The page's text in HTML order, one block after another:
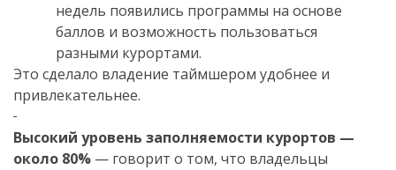
недель появились программы на основе
баллов и возможность пользоваться
разными курортами.
Это сделало владение таймшером удобнее и
привлекательнее.
Высокий уровень заполняемости курортов —
около 80% — говорит о том, что владельцы